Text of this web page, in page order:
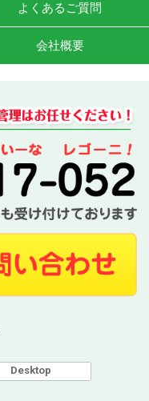
よくあるご質問
会社概要
Desktop